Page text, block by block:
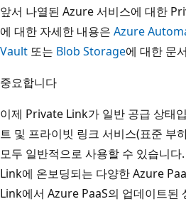
앞서 나열된 Azure 서비스에 대한
에 대한 자세한 내용은 Azure
Vault 또는 Blob Storage에 대한 문
중요합니다
이제 Private Link가 일반 공급 상태
트 및 프라이빗 링크 서비스(표준 부
모두 일반적으로 사용할 수 있습니
Link에 온보딩되는 다양한 Azure
Link에서 Azure PaaS의 업데이트된